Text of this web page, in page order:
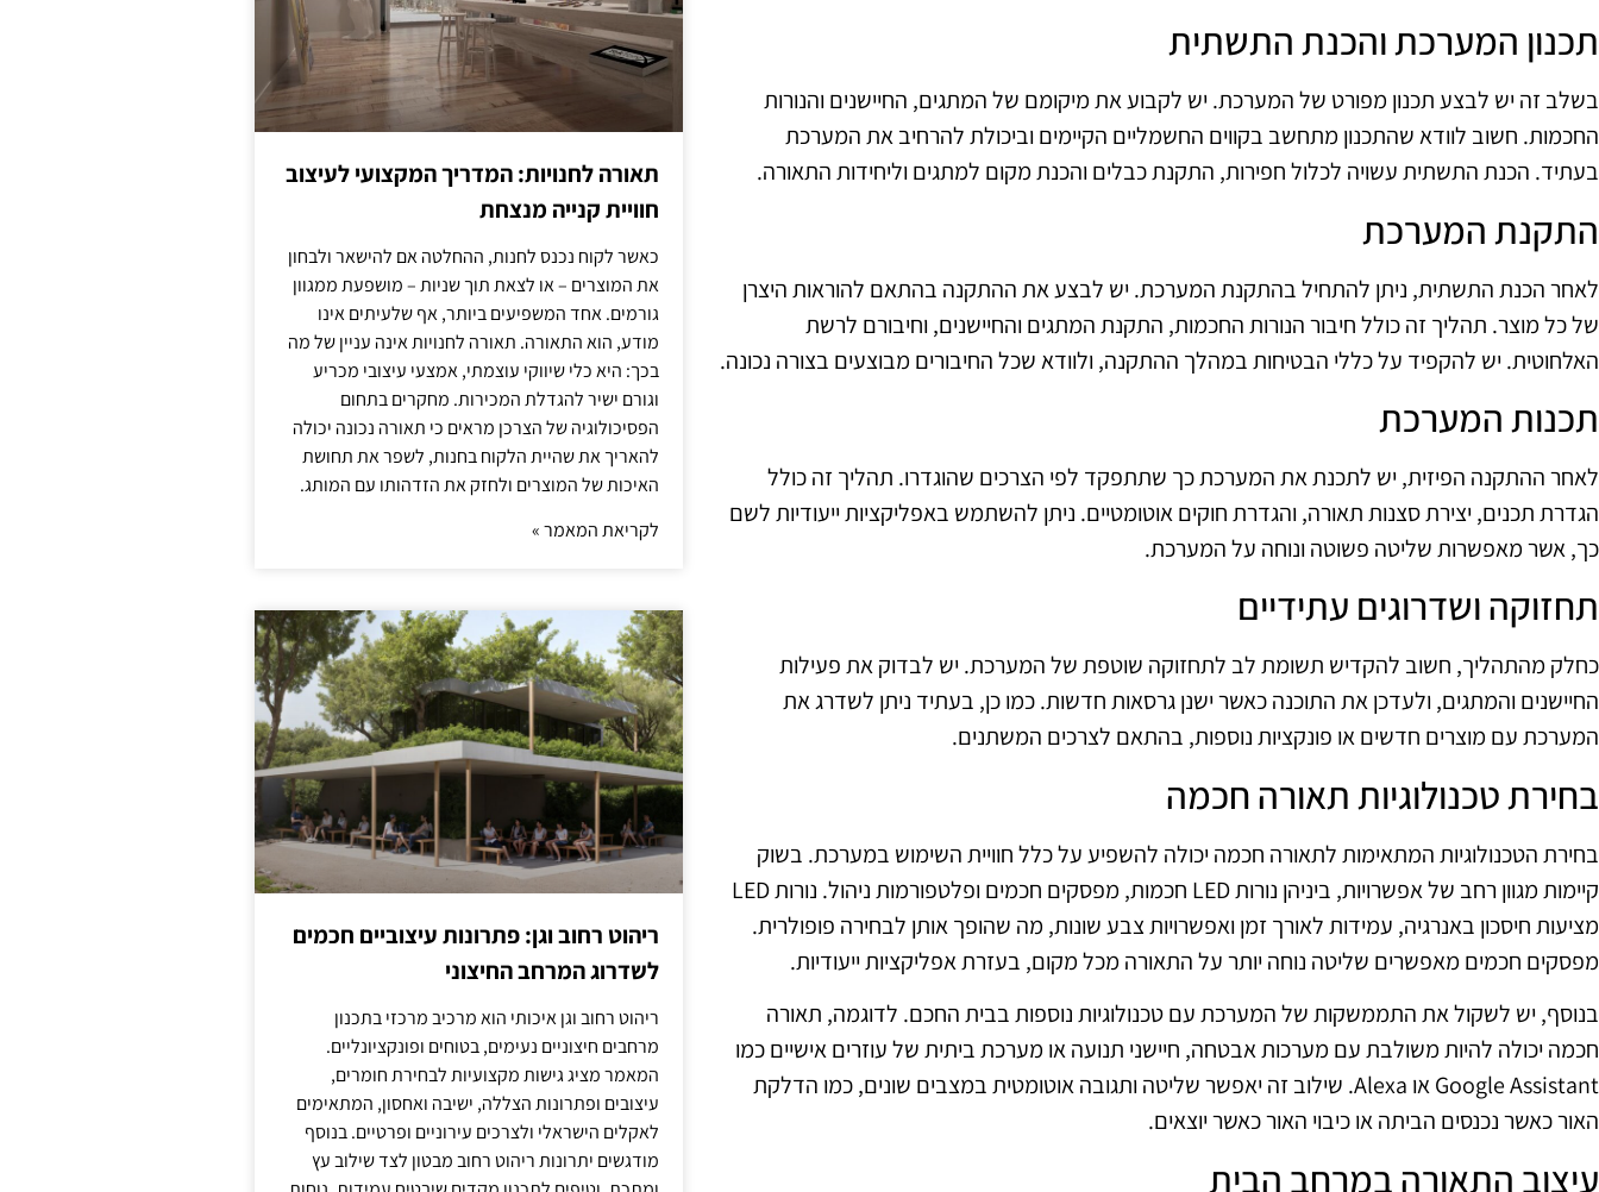
תכנון המערכת והכנת התשתית
בשלב זה יש לבצע תכנון מפורט של המערכת. יש לקבוע את מיקומם של המתגים, החיישנים והנורות
החכמות. חשוב לוודא שהתכנון מתחשב בקווים החשמליים הקיימים וביכולת להרחיב את המערכת
בעתיד. הכנת התשתית עשויה לכלול חפירות, התקנת כבלים והכנת מקום למתגים וליחידות התאורה.
התקנת המערכת
לאחר הכנת התשתית, ניתן להתחיל בהתקנת המערכת. יש לבצע את ההתקנה בהתאם להוראות היצרן
של כל מוצר. תהליך זה כולל חיבור הנורות החכמות, התקנת המתגים והחיישנים, וחיבורם לרשת
האלחוטית. יש להקפיד על כללי הבטיחות במהלך ההתקנה, ולוודא שכל החיבורים מבוצעים בצורה נכונה.
תכנות המערכת
לאחר ההתקנה הפיזית, יש לתכנת את המערכת כך שתתפקד לפי הצרכים שהוגדרו. תהליך זה כולל
הגדרת תכנים, יצירת סצנות תאורה, והגדרת חוקים אוטומטיים. ניתן להשתמש באפליקציות ייעודיות לשם
כך, אשר מאפשרות שליטה פשוטה ונוחה על המערכת.
תחזוקה ושדרוגים עתידיים
כחלק מהתהליך, חשוב להקדיש תשומת לב לתחזוקה שוטפת של המערכת. יש לבדוק את פעילות
החיישנים והמתגים, ולעדכן את התוכנה כאשר ישנן גרסאות חדשות. כמו כן, בעתיד ניתן לשדרג את
המערכת עם מוצרים חדשים או פונקציות נוספות, בהתאם לצרכים המשתנים.
בחירת טכנולוגיות תאורה חכמה
בחירת הטכנולוגיות המתאימות לתאורה חכמה יכולה להשפיע על כלל חוויית השימוש במערכת. בשוק
קיימות מגוון רחב של אפשרויות, ביניהן נורות LED חכמות, מפסקים חכמים ופלטפורמות ניהול. נורות LED
מציעות חיסכון באנרגיה, עמידות לאורך זמן ואפשרויות צבע שונות, מה שהופך אותן לבחירה פופולרית.
מפסקים חכמים מאפשרים שליטה נוחה יותר על התאורה מכל מקום, בעזרת אפליקציות ייעודיות.
בנוסף, יש לשקול את התממשקות של המערכת עם טכנולוגיות נוספות בבית החכם. לדוגמה, תאורה
חכמה יכולה להיות משולבת עם מערכות אבטחה, חיישני תנועה או מערכת ביתית של עוזרים אישיים כמו
Google Assistant או Alexa. שילוב זה יאפשר שליטה ותגובה אוטומטית במצבים שונים, כמו הדלקת
האור כאשר נכנסים הביתה או כיבוי האור כאשר יוצאים.
עיצוב התאורה במרחב הבית
תאורה לחנויות: המדריך המקצועי לעיצוב
חוויית קנייה מנצחת
כאשר לקוח נכנס לחנות, ההחלטה אם להישאר ולבחון
את המוצרים – או לצאת תוך שניות – מושפעת ממגוון
גורמים. אחד המשפיעים ביותר, אף שלעיתים אינו
מודע, הוא התאורה. תאורה לחנויות אינה עניין של מה
בכך: היא כלי שיווקי עוצמתי, אמצעי עיצובי מכריע
וגורם ישיר להגדלת המכירות. מחקרים בתחום
הפסיכולוגיה של הצרכן מראים כי תאורה נכונה יכולה
להאריך את שהיית הלקוח בחנות, לשפר את תחושת
האיכות של המוצרים ולחזק את הזדהותו עם המותג.
לקריאת המאמר »
ריהוט רחוב וגן: פתרונות עיצוביים חכמים
לשדרוג המרחב החיצוני
ריהוט רחוב וגן איכותי הוא מרכיב מרכזי בתכנון
מרחבים חיצוניים נעימים, בטוחים ופונקציונליים.
המאמר מציג גישות מקצועיות לבחירת חומרים,
עיצובים ופתרונות הצללה, ישיבה ואחסון, המתאימים
לאקלים הישראלי ולצרכים עירוניים ופרטיים. בנוסף
מודגשים יתרונות ריהוט רחוב מבטון לצד שילוב עץ